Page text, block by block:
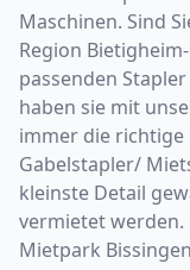
Maschinen. Sind
Region
passenden
haben sie mit
immer die richtige
Gabelstapler/
kleinste Detail
vermietet werden.
Mietpark